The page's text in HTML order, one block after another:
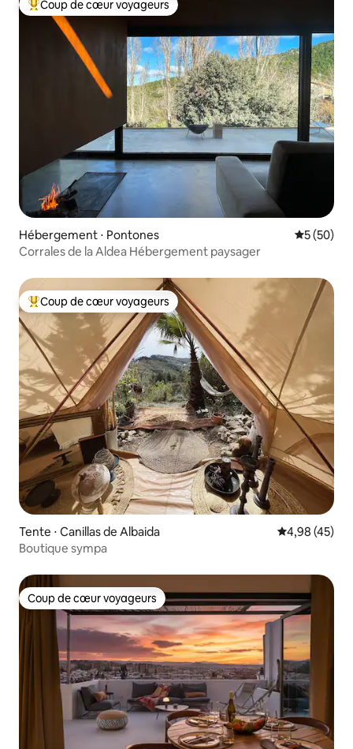
Coups de cœur voyageurs les plus appréciés
Coup de cœur voyageurs
Hébergement ⋅ Pontones
5 (50)
Corrales de la Aldea Hébergement paysager
Coups de cœur voyageurs les plus appréciés
Coup de cœur voyageurs
Tente ⋅ Canillas de Albaida Évaluation
4,98 (45)
Boutique sympa
Coup de cœur voyageurs
Coup de cœur voyageurs